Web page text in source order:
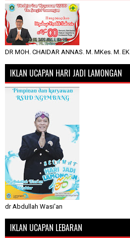
DR MOH. CHAIDAR ANNAS. M. MKes. M. EK
IKLAN UCAPAN HARI JADI LAMONGAN
dr Abdullah Wasi'an
IKLAN UCAPAN LEBARAN